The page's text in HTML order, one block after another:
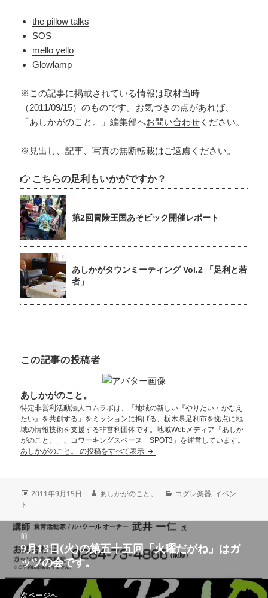
the pillow talks
SOS
mello yello
Glowlamp
※この記事に掲載されている情報は取材当時
（2011/09/15）のものです。お気づきの点があれば、
「あしかがのこと。」編集部へお問い合わせ ください。
※見出し、記事、写真の無断転載はご遠慮ください。
こちらの足利もいかがですか？
第2回冒険王国あそビック開催レポート
あしかがタウンミーティング Vol.2 「足利と若
者」
この記事の投稿者
あしかがのこと。
特定非営利活動法人コムラボは、「地域の新しい『やりたい・かなえ
たい』を共創する」をミッションに掲げる、栃木県足利市を拠点に地
域の情報技術を支援する非営利団体です。地域Webメディア「あしか
がのこと。」、コワーキングスペース「SPOT3」を運営しています。
あしかがのこと。 の投稿をすべて表示
2011年9月15日 あしかがのこと。 コグレ楽器, イベン
ト
前
9月13日(火)の第五十五回「火曜だがね」はガ
ッツの会です。
次ページへ